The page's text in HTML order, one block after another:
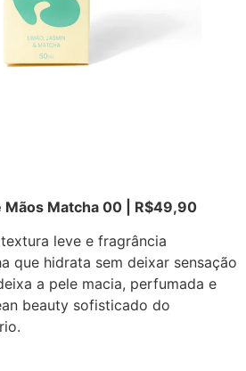
Mãos Matcha 00 | R$49,90
leve e fragrância
que hidrata sem deixar sensação
a pele macia, perfumada e
beauty sofisticado do